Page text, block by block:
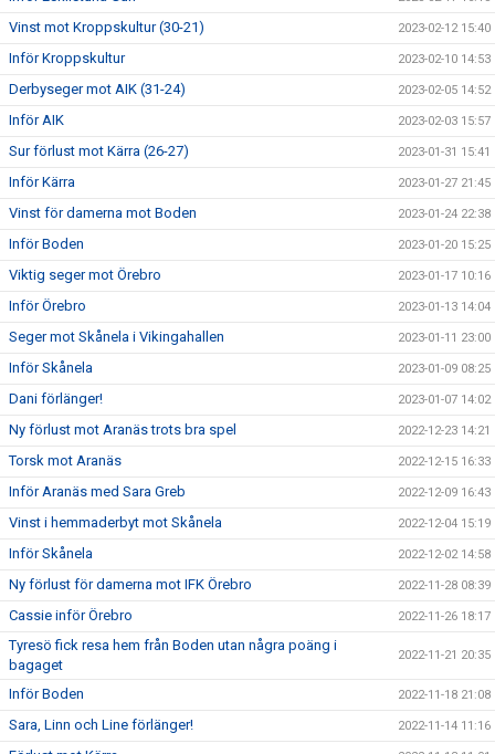
Vinst mot Kroppskultur (30-21) 2023-02-12 15:40
Inför Kroppskultur 2023-02-10 14:53
Derbyseger mot AIK (31-24) 2023-02-05 14:52
Inför AIK 2023-02-03 15:57
Sur förlust mot Kärra (26-27) 2023-01-31 15:41
Inför Kärra 2023-01-27 21:45
Vinst för damerna mot Boden 2023-01-24 22:38
Inför Boden 2023-01-20 15:25
Viktig seger mot Örebro 2023-01-17 10:16
Inför Örebro 2023-01-13 14:04
Seger mot Skånela i Vikingahallen 2023-01-11 23:00
Inför Skånela 2023-01-09 08:25
Dani förlänger! 2023-01-07 14:02
Ny förlust mot Aranäs trots bra spel 2022-12-23 14:21
Torsk mot Aranäs 2022-12-15 16:33
Inför Aranäs med Sara Greb 2022-12-09 16:43
Vinst i hemmaderbyt mot Skånela 2022-12-04 15:19
Inför Skånela 2022-12-02 14:58
Ny förlust för damerna mot IFK Örebro 2022-11-28 08:39
Cassie inför Örebro 2022-11-26 18:17
Tyresö fick resa hem från Boden utan några poäng i
bagaget
2022-11-21 20:35
Inför Boden 2022-11-18 21:08
Sara, Linn och Line förlänger! 2022-11-14 11:16